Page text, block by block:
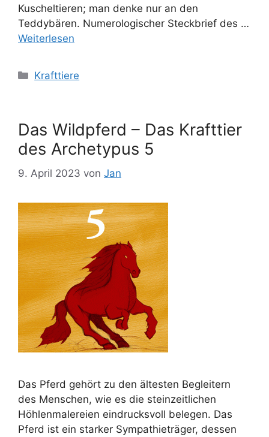
Kuscheltieren; man denke nur an den
Teddybären. Numerologischer Steckbrief des …
Weiterlesen
Kategorien
Krafttiere
Das Wildpferd – Das Krafttier
des Archetypus 5
9. April 2023 von Jan
Das Pferd gehört zu den ältesten Begleitern
des Menschen, wie es die steinzeitlichen
Höhlenmalereien eindrucksvoll belegen. Das
Pferd ist ein starker Sympathieträger, dessen